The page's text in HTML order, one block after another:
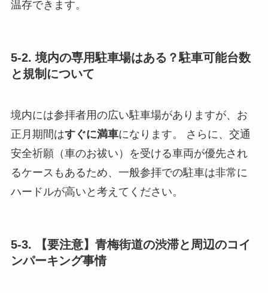
温存できます。
5-2. 境内の専用駐車場はある？駐車可能台数
と規制について
境内には参拝者用の広い駐車場がありますが、お
正月期間はすぐに満車になります。 さらに、交通
安全祈願（車のお祓い）を受ける車両が優先され
るケースもあるため、一般参拝での駐車は非常に
ハードルが高いと考えてください。
5-3. 【要注意】青梅街道の渋滞と周辺のコイ
ンパーキング事情